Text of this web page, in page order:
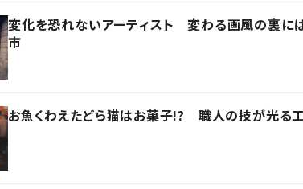
変化を恐れないアーティスト 変わる画風の裏に
市
お魚くわえたどら猫はお菓子!? 職人の技が光